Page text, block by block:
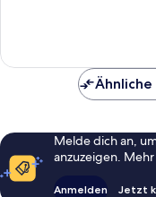
Melde dich an,
anzuzeigen.
Anmelden Jetzt